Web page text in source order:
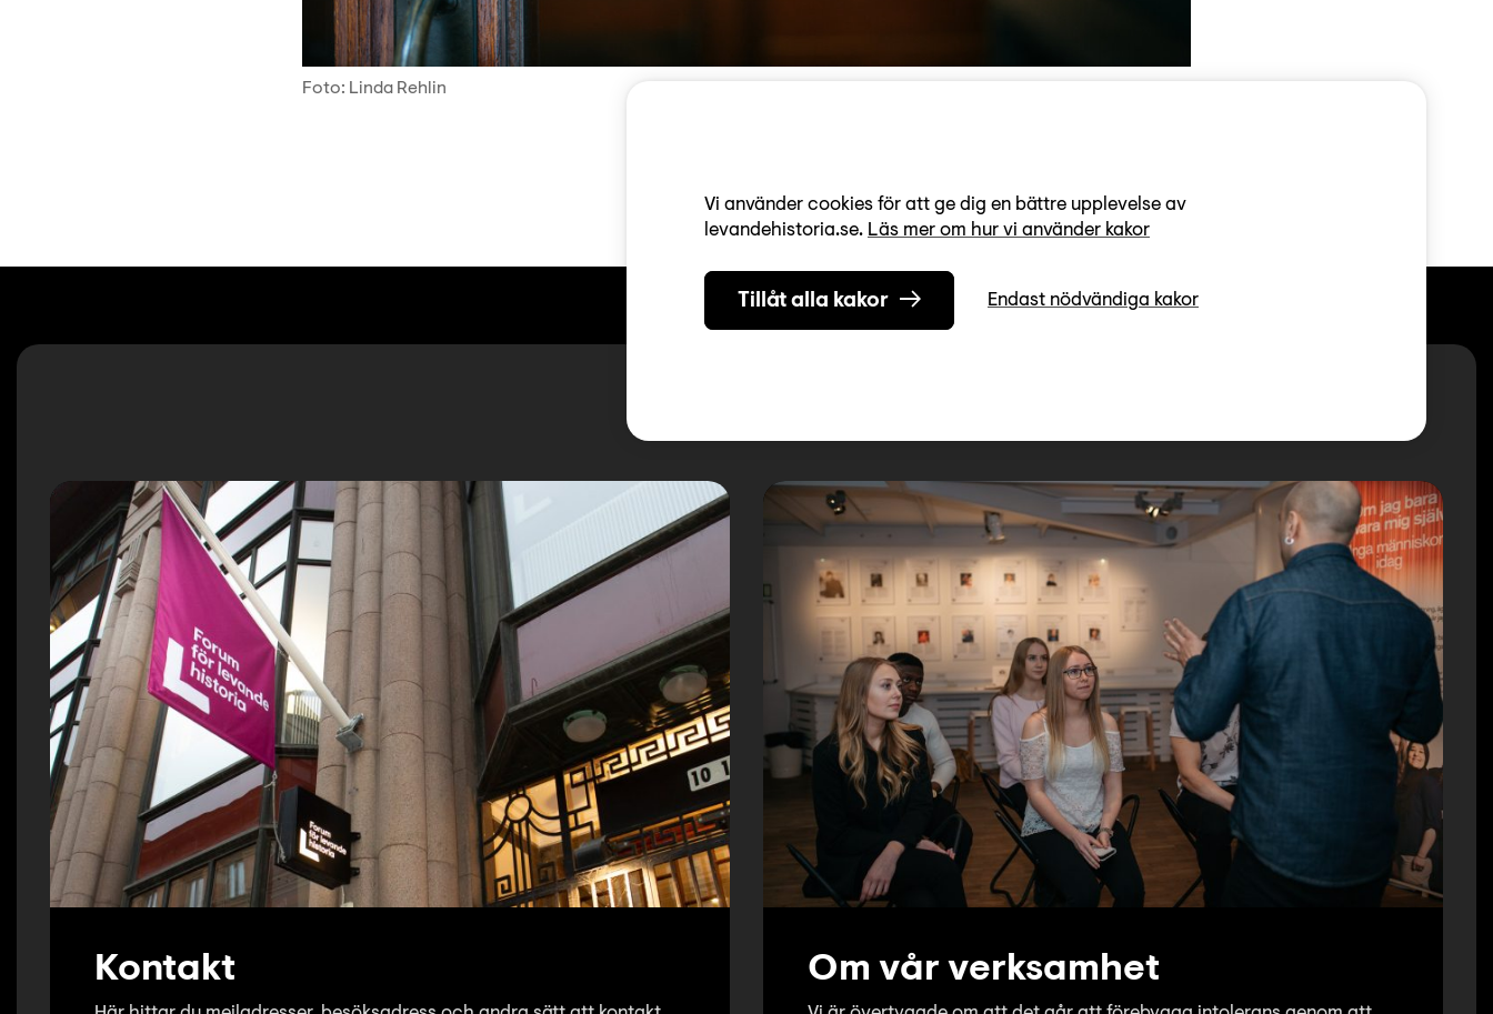
Vi använder cookies för att ge dig en bättre upplevelse av
levandehistoria.se. Läs mer om hur vi använder kakor
Tillåt alla kakor Endast nödvändiga kakor
Foto: Linda Rehlin
Kontakt Om vår verksamhet